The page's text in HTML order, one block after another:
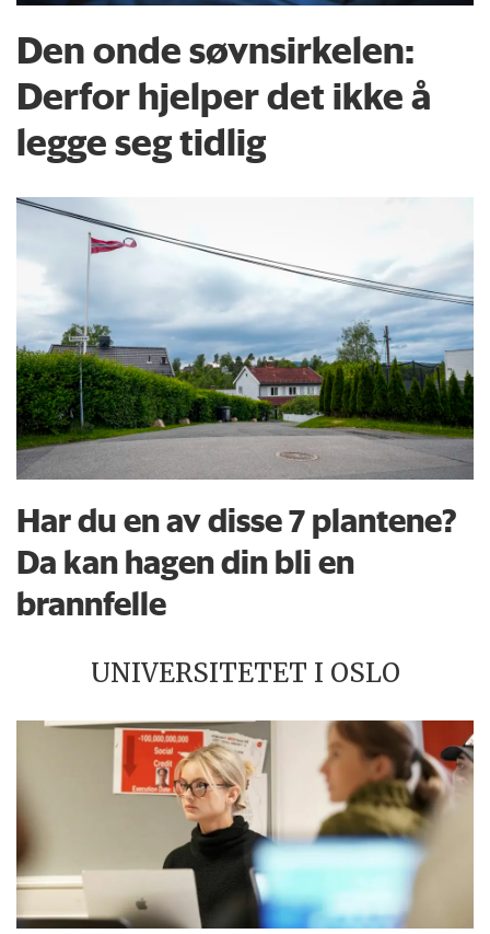
Den onde søvnsirkelen:
Derfor hjelper det ikke å
legge seg tidlig
Har du en av disse 7 plantene?
Da kan hagen din bli en
brannfelle
UNIVERSITETET I OSLO